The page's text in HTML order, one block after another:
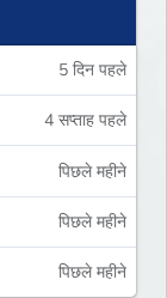
5 दिन पहले
4 सप्ताह पहले
पिछले महीने
पिछले महीने
पिछले महीने